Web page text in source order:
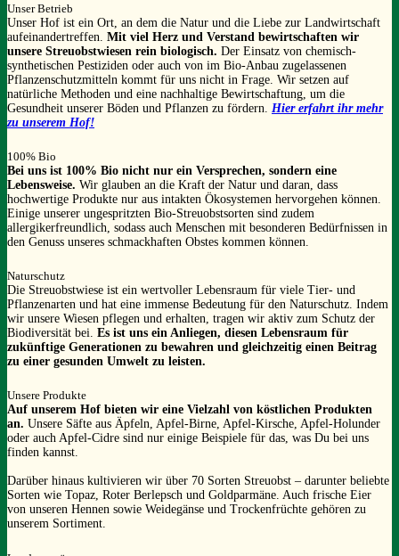
Unser Betrieb
Unser Hof ist ein Ort, an dem die Natur und die Liebe zur Landwirtschaft
aufeinandertreffen. Mit viel Herz und Verstand bewirtschaften wir
unsere Streuobstwiesen rein biologisch. Der Einsatz von chemisch-
synthetischen Pestiziden oder auch von im Bio-Anbau zugelassenen
Pflanzenschutzmitteln kommt für uns nicht in Frage. Wir setzen auf
natürliche Methoden und eine nachhaltige Bewirtschaftung, um die
Gesundheit unserer Böden und Pflanzen zu fördern. Hier erfahrt ihr mehr
zu unserem Hof!
100% Bio
Bei uns ist 100% Bio nicht nur ein Versprechen, sondern eine
Lebensweise. Wir glauben an die Kraft der Natur und daran, dass
hochwertige Produkte nur aus intakten Ökosystemen hervorgehen können.
Einige unserer ungespritzten Bio-Streuobstsorten sind zudem
allergikerfreundlich, sodass auch Menschen mit besonderen Bedürfnissen in
den Genuss unseres schmackhaften Obstes kommen können.
Naturschutz
Die Streuobstwiese ist ein wertvoller Lebensraum für viele Tier- und
Pflanzenarten und hat eine immense Bedeutung für den Naturschutz. Indem
wir unsere Wiesen pflegen und erhalten, tragen wir aktiv zum Schutz der
Biodiversität bei. Es ist uns ein Anliegen, diesen Lebensraum für
zukünftige Generationen zu bewahren und gleichzeitig einen Beitrag
zu einer gesunden Umwelt zu leisten.
Unsere Produkte
Auf unserem Hof bieten wir eine Vielzahl von köstlichen Produkten
an. Unsere Säfte aus Äpfeln, Apfel-Birne, Apfel-Kirsche, Apfel-Holunder
oder auch Apfel-Cidre sind nur einige Beispiele für das, was Du bei uns
finden kannst.
Darüber hinaus kultivieren wir über 70 Sorten Streuobst – darunter beliebte
Sorten wie Topaz, Roter Berlepsch und Goldparmäne. Auch frische Eier
von unseren Hennen sowie Weidegänse und Trockenfrüchte gehören zu
unserem Sortiment.